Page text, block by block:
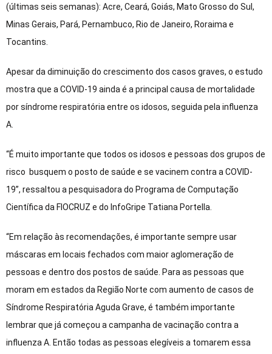
(últimas seis semanas): Acre, Ceará, Goiás, Mato Grosso do Sul,
Minas Gerais, Pará, Pernambuco, Rio de Janeiro, Roraima e
Tocantins.
Apesar da diminuição do crescimento dos casos graves, o estudo
mostra que a COVID-19 ainda é a principal causa de mortalidade
por síndrome respiratória entre os idosos, seguida pela influenza
A.
“É muito importante que todos os idosos e pessoas dos grupos de
risco busquem o posto de saúde e se vacinem contra a COVID-
19”, ressaltou a pesquisadora do Programa de Computação
Científica da FIOCRUZ e do InfoGripe Tatiana Portella.
“Em relação às recomendações, é importante sempre usar
máscaras em locais fechados com maior aglomeração de
pessoas e dentro dos postos de saúde. Para as pessoas que
moram em estados da Região Norte com aumento de casos de
Síndrome Respiratória Aguda Grave, é também importante
lembrar que já começou a campanha de vacinação contra a
influenza A. Então todas as pessoas elegíveis a tomarem essa